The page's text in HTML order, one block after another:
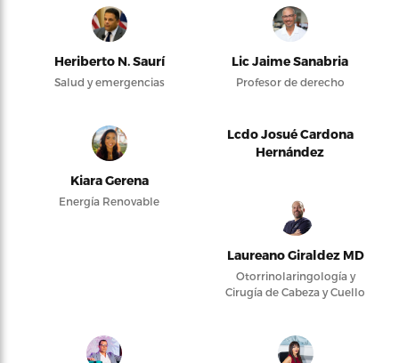
Heriberto N. Saurí
Salud y emergencias
Lic Jaime Sanabria
Profesor de derecho
Kiara Gerena
Energía Renovable
Lcdo Josué Cardona
Hernández
Laureano Giraldez MD
Otorrinolaringología y
Cirugía de Cabeza y Cuello